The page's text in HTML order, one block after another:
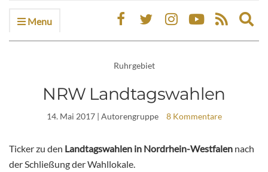
Menu
Ruhrgebiet
NRW Landtagswahlen
14. Mai 2017| Autorengruppe 8 Kommentare
Ticker zu den Landtagswahlen in Nordrhein-Westfalen nach
der Schließung der Wahllokale.